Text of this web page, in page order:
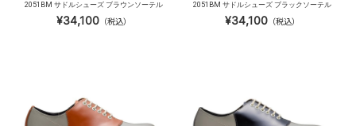
2051BM サドルシューズ ブラウンソーテル
¥34,100 （税込）
2051BM サドルシューズ ブラックソーテル
¥34,100 （税込）